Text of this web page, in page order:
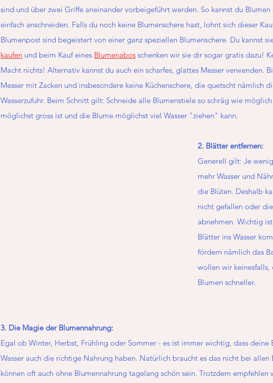
sind und über zwei Griffe aneinander vorbeigeführt werden. So kannst du
einfach anschneiden. Falls du noch keine Blumenschere hast, lohnt sich dieser
Blumenpost sind begeistert von einer ganz speziellen Blumenschere. Du kannst
kaufen und beim Kauf eines Blumenabos schenken wir sie dir sogar gratis dazu!
Macht nichts! Alternativ kannst du auch ein scharfes, glattes Messer verwenden.
Messer mit Zacken und insbesondere keine Küchenschere, die quetscht nämlich
Wasserzufuhr. Beim Schnitt gilt: Schneide alle Blumenstiele so schräg wie
möglichst gross ist und die Blume möglichst viel Wasser "ziehen" kann.
2. Blätter entfernen:
Generell gilt: Je
mehr Wasser und
die Blüten. Deshalb
nicht gefallen oder
abnehmen. Wichtig
Blätter ins Wasser
fördern nämlich das
wollen wir
Blumen schneller.
3. Die Magie der Blumennahrung:
Egal ob Winter, Herbst, Frühling oder Sommer - es ist immer wichtig, dass deine
Wasser auch die richtige Nahrung haben. Natürlich braucht es das nicht bei
können oft auch ohne Blumennahrung tagelang schön sein. Trotzdem